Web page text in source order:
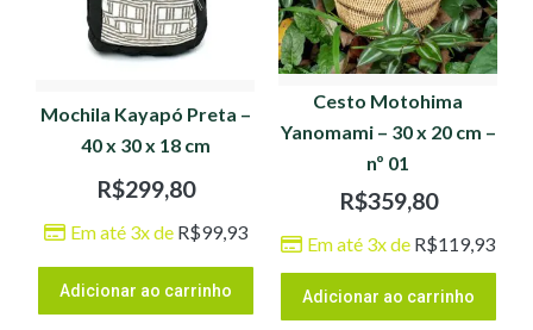
Mochila Kayapó Preta –
40 x 30 x 18 cm
R$299,80
Em até 3x de R$99,93
Adicionar ao carrinho
Cesto Motohima
Yanomami – 30 x 20 cm –
nº 01
R$359,80
Em até 3x de R$119,93
Adicionar ao carrinho